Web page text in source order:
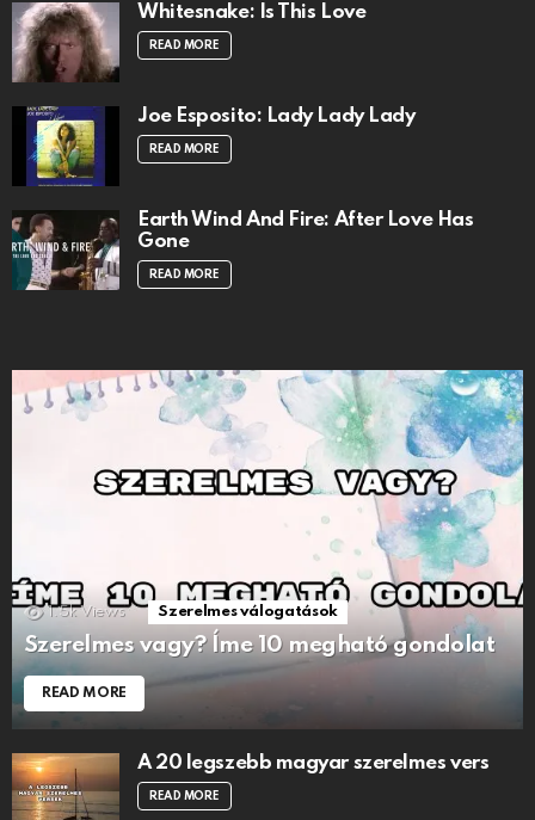
Whitesnake: Is This Love
READ MORE
Joe Esposito: Lady Lady Lady
READ MORE
Earth Wind And Fire: After Love Has
Gone
READ MORE
1.5k Views Szerelmes válogatások
Szerelmes vagy? Íme 10 megható gondolat
READ MORE
A 20 legszebb magyar szerelmes vers
READ MORE